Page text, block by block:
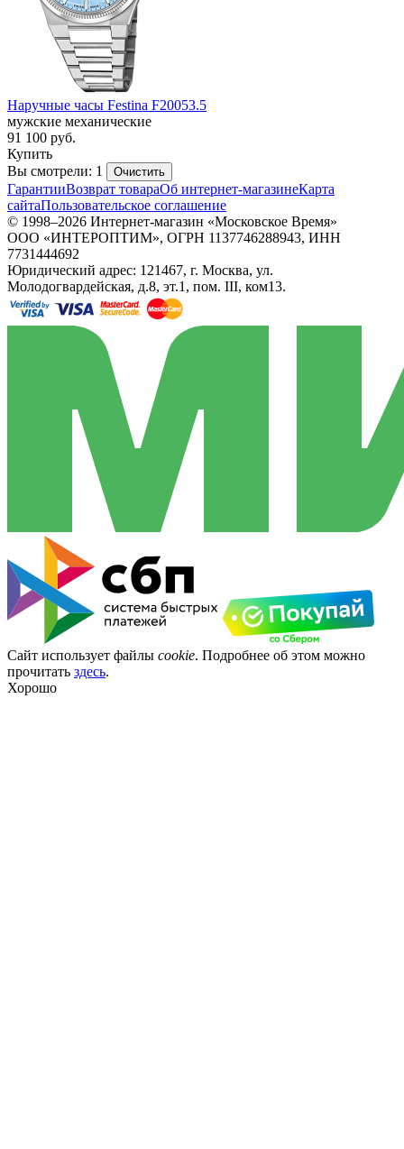
Наручные часы Festina F20053.5
мужские механические
91 100 руб.
Купить
Вы смотрели: 1
Очистить
ГарантииВозврат товараОб интернет-магазинеКарта
сайтаПользовательское соглашение
© 1998–2026 Интернет-магазин «Московское Время»
ООО «ИНТЕРОПТИМ», ОГРН 1137746288943, ИНН
7731444692
Юридический адрес: 121467, г. Москва, ул.
Молодогвардейская, д.8, эт.1, пом. III, ком13.
Сайт использует файлы cookie. Подробнее об этом можно
прочитать здесь.
Хорошо